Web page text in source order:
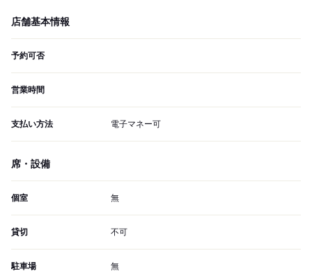
店舗基本情報
予約可否
営業時間
支払い方法 電子マネー可
席・設備
個室 無
貸切 不可
駐車場 無